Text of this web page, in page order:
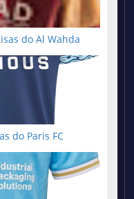
do Al Wahda
do Paris FC